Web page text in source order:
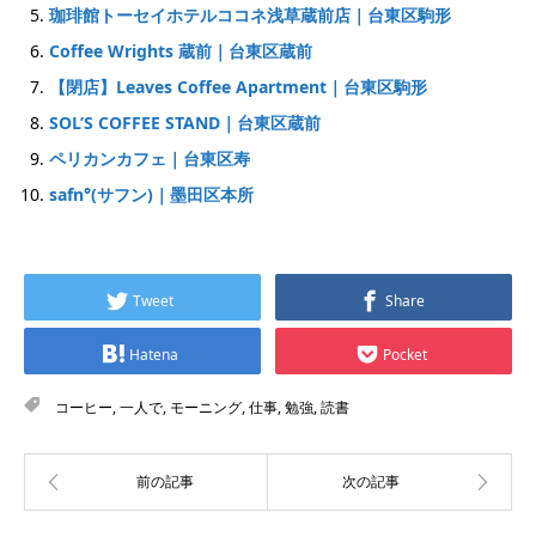
珈琲館トーセイホテルココネ浅草蔵前店｜台東区駒形
Coffee Wrights 蔵前｜台東区蔵前
【閉店】Leaves Coffee Apartment｜台東区駒形
SOL’S COFFEE STAND｜台東区蔵前
ペリカンカフェ｜台東区寿
safn°(サフン)｜墨田区本所
Tweet Share
Hatena Pocket
コーヒー,一人で, モーニング,仕事,勉強,読書